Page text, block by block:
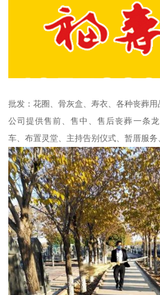
批发：花圈、骨灰盒、寿衣、各种丧葬用
公司提供售前、售中、售后丧葬一条
车、布置灵堂、主持告别仪式、暂厝服务